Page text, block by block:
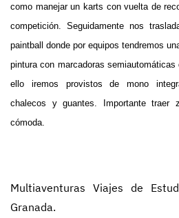
como manejar un karts con vuelta de
competición. Seguidamente nos
paintball donde por equipos tendremos
pintura con marcadoras
ello iremos provistos de mono
chalecos y guantes. Importante traer
cómoda.
Multiaventuras Viajes de
Granada.